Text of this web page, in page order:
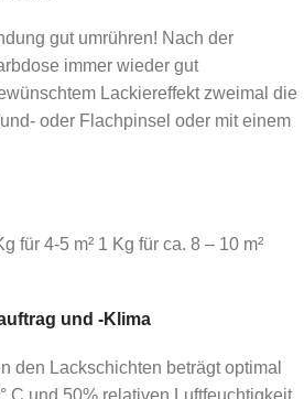
gut umrühren! Nach der
immer wieder gut
Lackiereffekt zweimal die
oder Flachpinsel oder mit einem
für 4-5 m² 1 Kg für ca. 8 – 10 m²
und -Klima
den Lackschichten beträgt optimal
C und 50% relativen Luftfeuchtigkeit.